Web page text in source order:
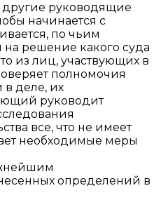
другие руководящие
начинается с
по чьим
решение какого суда
из лиц, участвующих в
полномочия
в деле, их
руководит
все, что не имеет
необходимые меры
определений в